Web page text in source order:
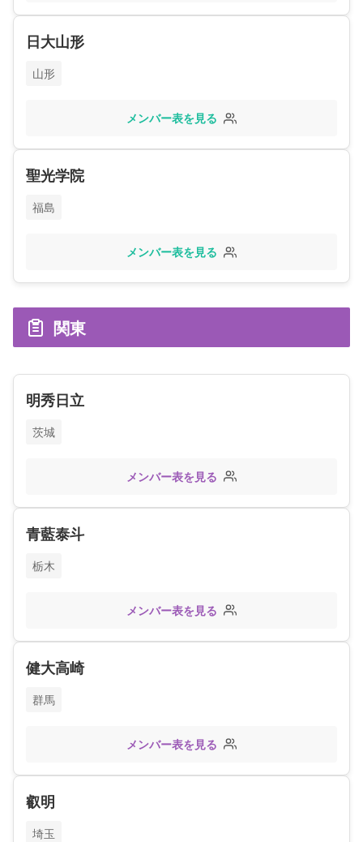
日大山形
山形
メンバー表を見る
聖光学院
福島
メンバー表を見る
関東
明秀日立
茨城
メンバー表を見る
青藍泰斗
栃木
メンバー表を見る
健大高崎
群馬
メンバー表を見る
叡明
埼玉